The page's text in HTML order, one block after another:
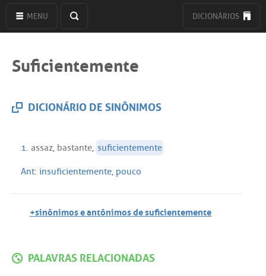
MENU DICIONÁRIOS
Suficientemente
DICIONÁRIO DE SINÔNIMOS
1. assaz, bastante, suficientemente
Ant: insuficientemente, pouco
+sinônimos e antônimos de suficientemente
PALAVRAS RELACIONADAS